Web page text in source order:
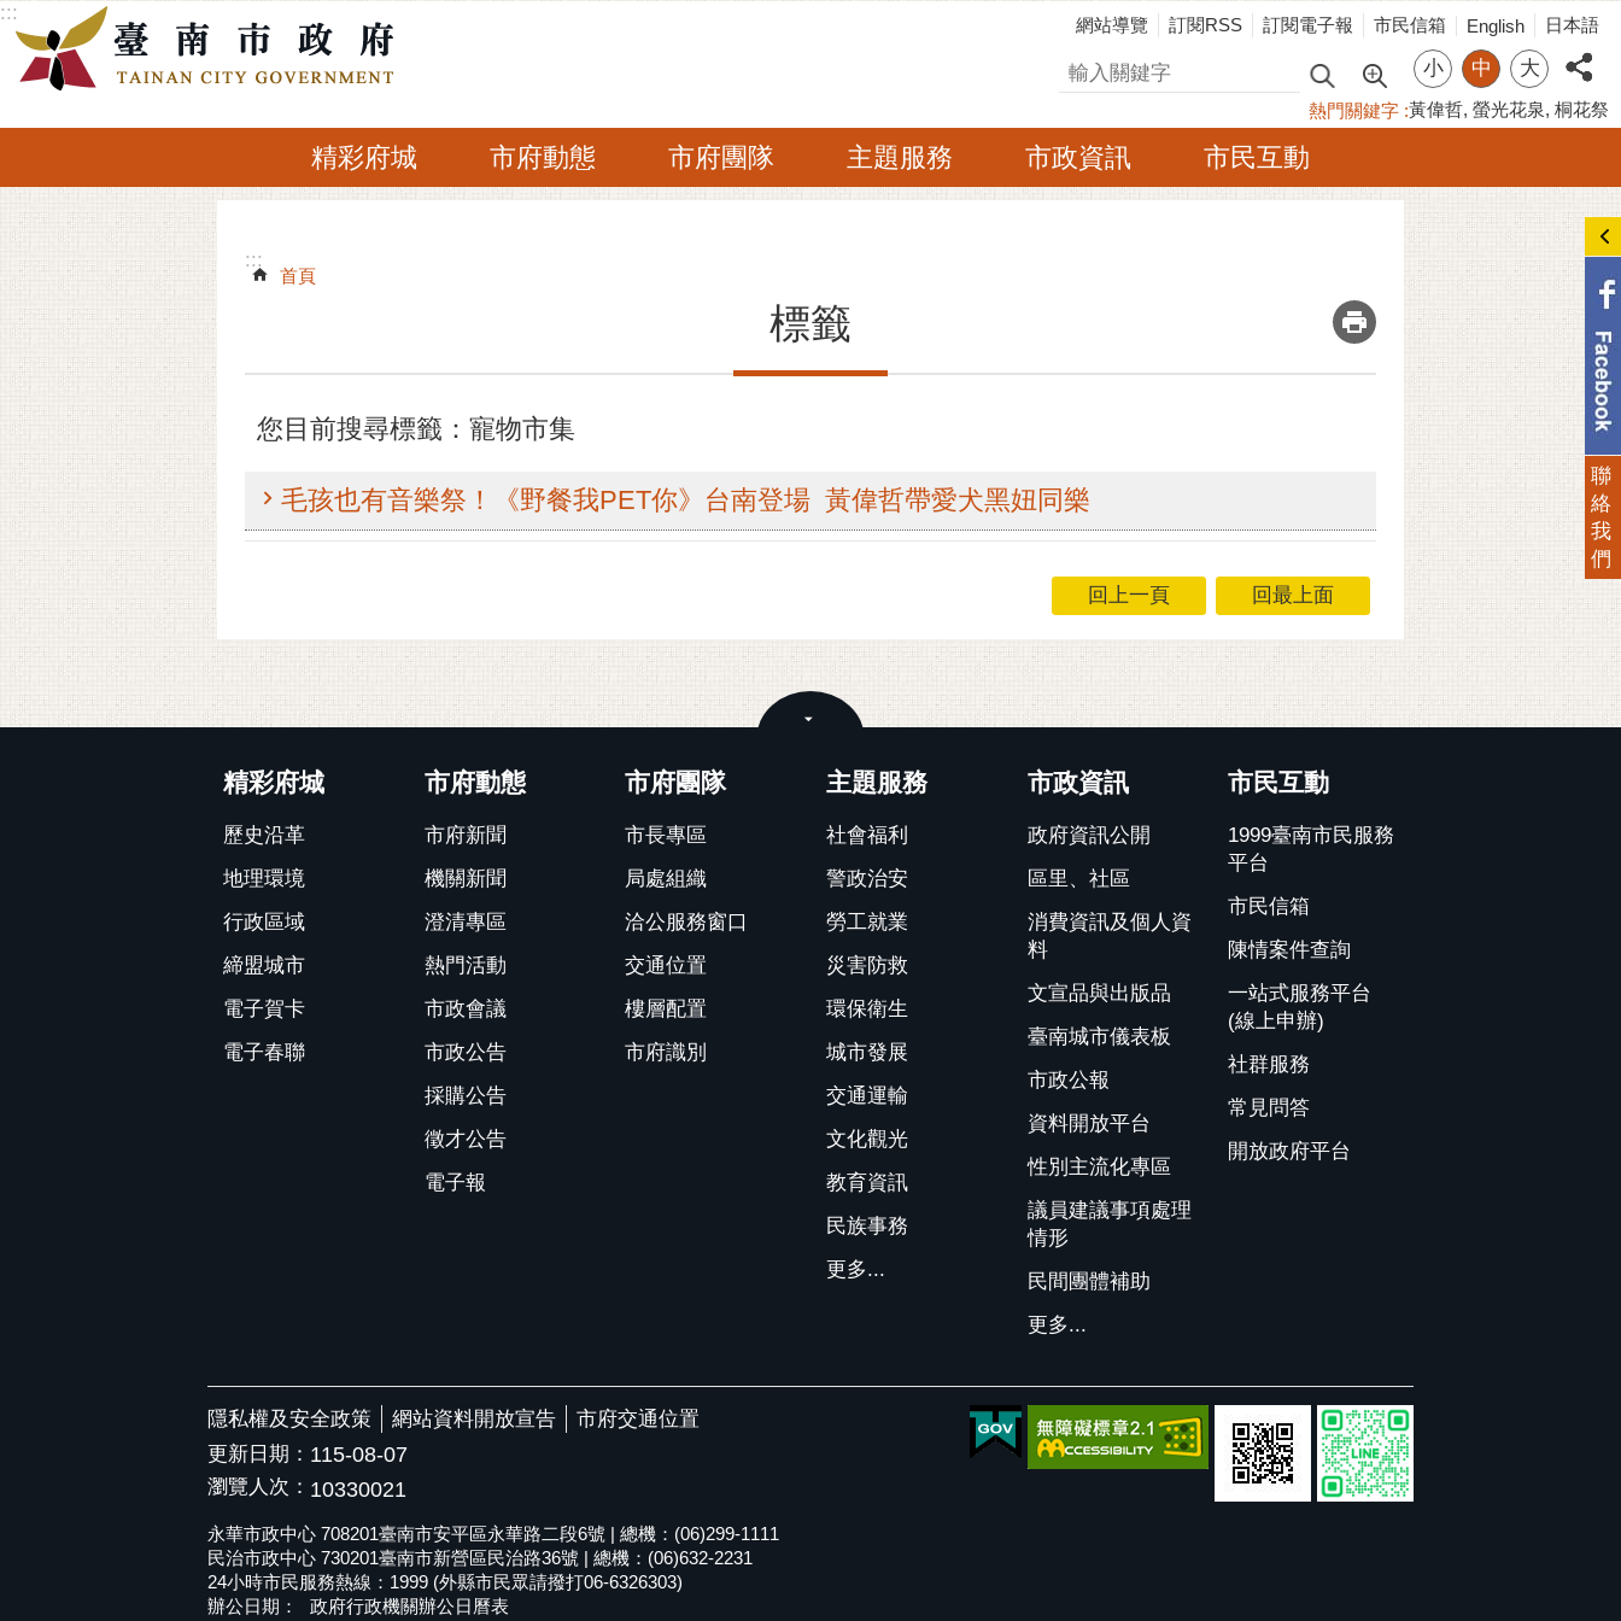
跳到主要內容區塊
:::
網站導覽 訂閱RSS 訂閱電子報 市民信箱 English 日本語
搜尋 小 中 大
熱門關鍵字 黃偉哲 螢光花泉 桐花祭
精彩府城 市府動態 市府團隊 主題服務 市政資訊 市民互動
:::
:::
首頁
標籤 _
您目前搜尋標籤：寵物市集
毛孩也有音樂祭！《野餐我PET你》台南登場 黃偉哲帶愛犬黑妞同樂
回上一頁 回最上面
精彩府城
歷史沿革
地理環境
行政區域
締盟城市
電子賀卡
電子春聯
市府動態
市府新聞
機關新聞
澄清專區
熱門活動
市政會議
市政公告
採購公告
徵才公告
電子報
市府團隊
市長專區
局處組織
洽公服務窗口
交通位置
樓層配置
市府識別
主題服務
社會福利
警政治安
勞工就業
災害防救
環保衛生
城市發展
交通運輸
文化觀光
教育資訊
民族事務
更多...
市政資訊
政府資訊公開
區里、社區
消費資訊及個人資
料
文宣品與出版品
臺南城市儀表板
市政公報
資料開放平台
性別主流化專區
議員建議事項處理
情形
民間團體補助
更多...
市民互動
1999臺南市民服務
平台
市民信箱
陳情案件查詢
一站式服務平台
(線上申辦)
社群服務
常見問答
開放政府平台
隱私權及安全政策 網站資料開放宣告
市府交通位置
更新日期： 115-08-07
瀏覽人次： 10330021
永華市政中心 708201臺南市安平區永華路二段6號 | 總機：(06)299-1111
民治市政中心 730201臺南市新營區民治路36號 | 總機：(06)632-2231
24小時市民服務熱線：1999 (外縣市民眾請撥打06-6326303)
辦公日期：
政府行政機關辦公日曆表
聯
絡
我
們